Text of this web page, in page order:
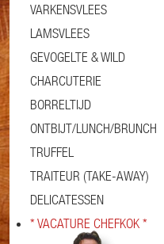
VARKENSVLEES
LAMSVLEES
GEVOGELTE & WILD
CHARCUTERIE
BORRELTIJD
ONTBIJT/LUNCH/BRUNCH
TRUFFEL
TRAITEUR (TAKE-AWAY)
DELICATESSEN
* VACATURE CHEFKOK *